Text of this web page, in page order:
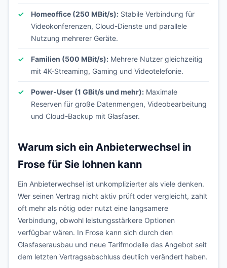
Homeoffice (250 MBit/s): Stabile Verbindung für
Videokonferenzen, Cloud-Dienste und parallele
Nutzung mehrerer Geräte.
Familien (500 MBit/s): Mehrere Nutzer gleichzeitig
mit 4K-Streaming, Gaming und Videotelefonie.
Power-User (1 GBit/s und mehr): Maximale
Reserven für große Datenmengen, Videobearbeitung
und Cloud-Backup mit Glasfaser.
Warum sich ein Anbieterwechsel in
Frose für Sie lohnen kann
Ein Anbieterwechsel ist unkomplizierter als viele denken.
Wer seinen Vertrag nicht aktiv prüft oder vergleicht, zahlt
oft mehr als nötig oder nutzt eine langsamere
Verbindung, obwohl leistungsstärkere Optionen
verfügbar wären. In Frose kann sich durch den
Glasfaserausbau und neue Tarifmodelle das Angebot seit
dem letzten Vertragsabschluss deutlich verändert haben.